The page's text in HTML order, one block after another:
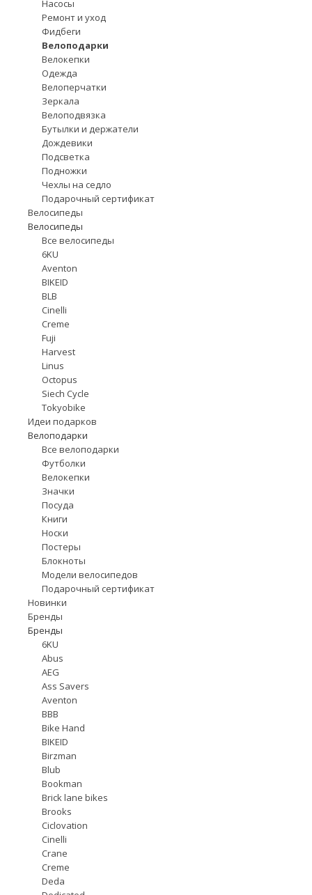
Насосы
Ремонт и уход
Фидбеги
Велоподарки
Велокепки
Одежда
Велоперчатки
Зеркала
Велоподвязка
Бутылки и держатели
Дождевики
Подсветка
Подножки
Чехлы на седло
Подарочный сертификат
Велосипеды
Велосипеды
Все велосипеды
6KU
Aventon
BIKEID
BLB
Cinelli
Creme
Fuji
Harvest
Linus
Octopus
Siech Cycle
Tokyobike
Идеи подарков
Велоподарки
Все велоподарки
Футболки
Велокепки
Значки
Посуда
Книги
Носки
Постеры
Блокноты
Модели велосипедов
Подарочный сертификат
Новинки
Бренды
Бренды
6KU
Abus
AEG
Ass Savers
Aventon
BBB
Bike Hand
BIKEID
Birzman
Blub
Bookman
Brick lane bikes
Brooks
Ciclovation
Cinelli
Crane
Creme
Deda